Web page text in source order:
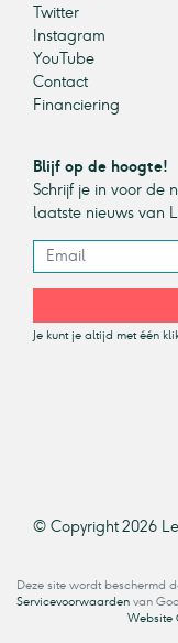
Twitter
Instagram
YouTube
Contact
Financiering
Blijf op de hoogte!
Schrijf je in voor de
laatste nieuws van
Je kunt je altijd met één
© Copyright 2026
Deze site wordt beschermd
Servicevoorwaarden van
Website